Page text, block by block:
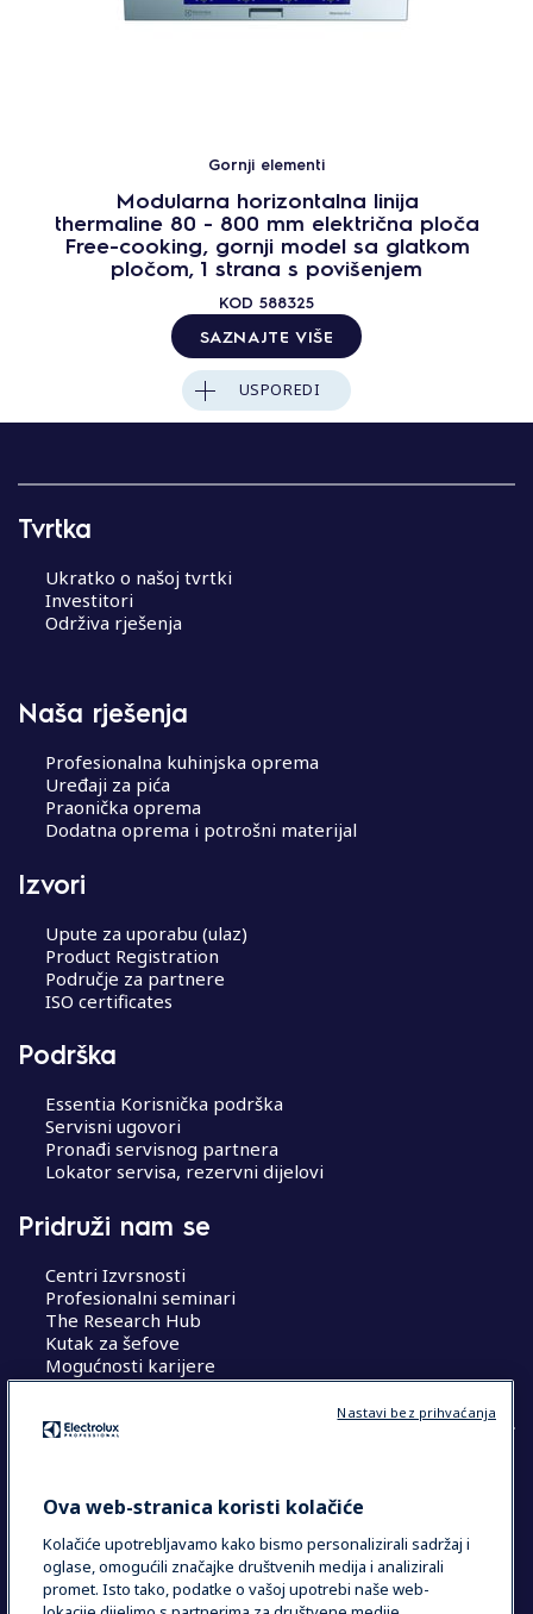
Gornji elementi
Modularna horizontalna linija
thermaline 80 - 800 mm električna ploča
Free-cooking, gornji model sa glatkom
pločom, 1 strana s povišenjem
KOD 588325
SAZNAJTE VIŠE
USPOREDI
Tvrtka
Ukratko o našoj tvrtki
Investitori
Održiva rješenja
Naša rješenja
Profesionalna kuhinjska oprema
Uređaji za pića
Praonička oprema
Dodatna oprema i potrošni materijal
Izvori
Upute za uporabu (ulaz)
Product Registration
Područje za partnere
ISO certificates
Podrška
Essentia Korisnička podrška
Servisni ugovori
Pronađi servisnog partnera
Lokator servisa, rezervni dijelovi
Pridruži nam se
Centri Izvrsnosti
Profesionalni seminari
The Research Hub
Kutak za šefove
Mogućnosti karijere
COUNTRY AND LANGUAGE
Ova web-stranica koristi kolačiće
Kolačiće upotrebljavamo kako bismo personalizirali sadržaj i
oglase, omogućili značajke društvenih medija i analizirali
promet. Isto tako, podatke o vašoj upotrebi naše web-
Nastavi bez prihvaćanja